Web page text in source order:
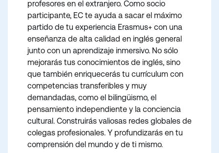
profesores en el extranjero. Como socio
participante, EC te ayuda a sacar el máximo
partido de tu experiencia Erasmus+ con una
enseñanza de alta calidad en inglés general
junto con un aprendizaje inmersivo. No sólo
mejorarás tus conocimientos de inglés, sino
que también enriquecerás tu currículum con
competencias transferibles y muy
demandadas, como el bilingüismo, el
pensamiento independiente y la conciencia
cultural. Construirás valiosas redes globales de
colegas profesionales. Y profundizarás en tu
comprensión del mundo y de ti mismo.